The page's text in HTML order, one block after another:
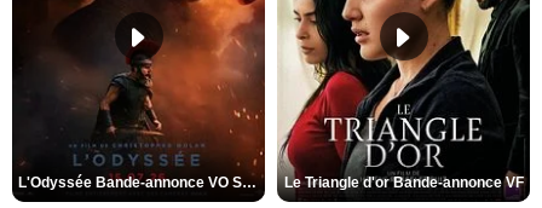
L'Odyssée Bande-annonce VO STFR Le Triangle d'or Bande-annonce VF